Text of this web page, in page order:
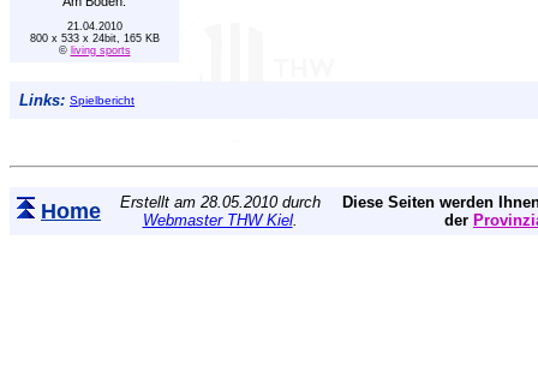
21.04.2010
800 x 533 x 24bit, 165 KB
© living sports
Links: Spielbericht
Home
Erstellt am 28.05.2010 durch
Webmaster THW Kiel.
Diese Seiten werden
der